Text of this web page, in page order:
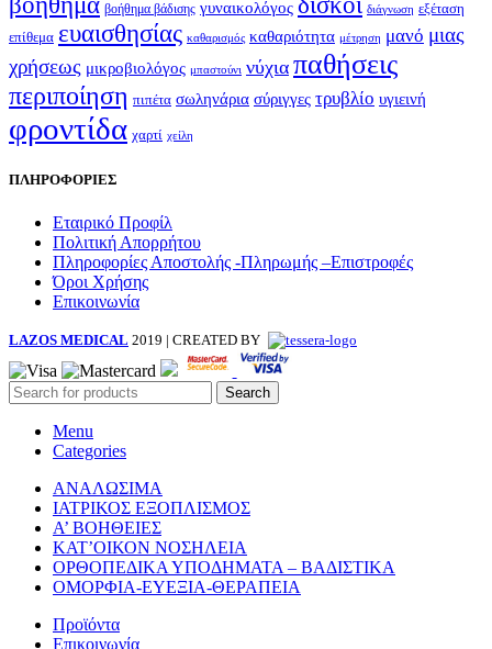
βοήθημα βάδισης γυναικολόγος διάγνωση εξέταση
επίθεμα ευαισθησίας καθαρισμός καθαριότητα μέτρηση μανό μιας
χρήσεως μικροβιολόγος μπαστούνι νύχια παθήσεις
περιποίηση πιπέτα σωληνάρια σύριγγες τρυβλίο υγιεινή
φροντίδα χαρτί χείλη
ΠΛΗΡΟΦΟΡΙΕΣ
Εταιρικό Προφίλ
Πολιτική Απορρήτου
Πληροφορίες Αποστολής -Πληρωμής –Επιστροφές
Όροι Χρήσης
Επικοινωνία
LAZOS MEDICAL 2019 | CREATED BY
Search
Menu
Categories
ΑΝΑΛΩΣΙΜΑ
ΙΑΤΡΙΚΟΣ ΕΞΟΠΛΙΣΜΟΣ
Α’ ΒΟΗΘΕΙΕΣ
ΚΑΤ’ΟΙΚΟΝ ΝΟΣΗΛΕΙΑ
ΟΡΘΟΠΕΔΙΚΑ ΥΠΟΔΗΜΑΤΑ – ΒΑΔΙΣΤΙΚΑ
ΟΜΟΡΦΙΑ-ΕΥΕΞΙΑ-ΘΕΡΑΠΕΙΑ
Προϊόντα
Επικοινωνία